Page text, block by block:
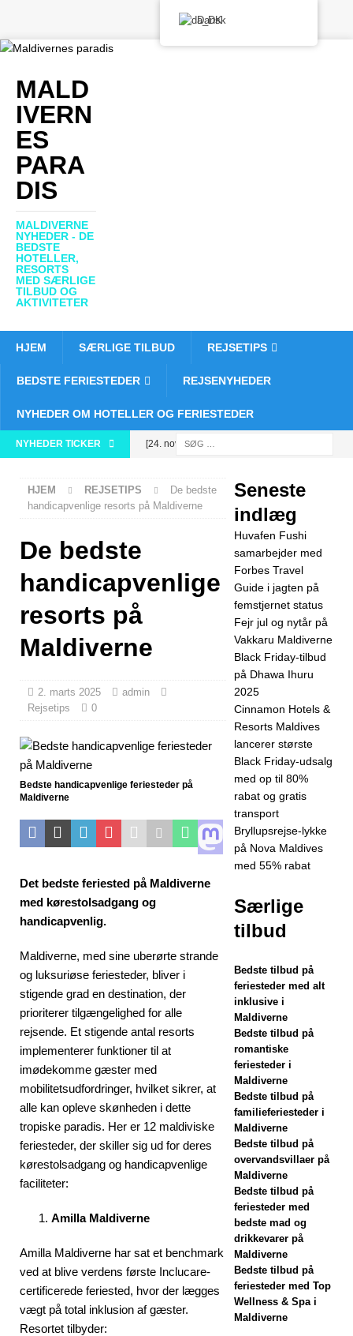
MALD
IVERN
ES
PARA
DIS
MALDIVERNE
NYHEDER - DE
BEDSTE
HOTELLER,
RESORTS
MED SÆRLIGE
TILBUD OG
AKTIVITETER
HJEM SÆRLIGE TILBUD REJSETIPS
BEDSTE FERIESTEDER REJSENYHEDER
NYHEDER OM HOTELLER OG FERIESTEDER
NYHEDER TICKER [24. november
5-STJERNEDE
[21. november
2025]
Dhawa Ihuru
SÆRLIGE
TILBUD
[17. november
Cinnamon
Resorts
Maldives
lancerer største
Black Friday-
til 80% rabat og
gratis transport
SÆRLIGE
TILBUD
2025]
Bryllupsrejse-
lykke på Nova
Maldives med
HJEM REJSETIPS
De bedste
handicapvenlige resorts på Maldiverne
De bedste
handicapvenlige
resorts på
Maldiverne
2. marts 2025
admin
Rejsetips
0
Bedste handicapvenlige feriesteder på
Maldiverne
Det bedste feriested på Maldiverne
med kørestolsadgang og
handicapvenlig.
Maldiverne, med sine uberørte strande
og luksuriøse feriesteder, bliver i
stigende grad en destination, der
prioriterer tilgængelighed for alle
rejsende. Et stigende antal resorts
implementerer funktioner til at
imødekomme gæster med
mobilitetsudfordringer, hvilket sikrer, at
alle kan opleve skønheden i dette
tropiske paradis. Her er 12 maldiviske
feriesteder, der skiller sig ud for deres
kørestolsadgang og handicapvenlige
faciliteter:
Amilla Maldiverne
Amilla Maldiverne har sat et benchmark
ved at blive verdens første Inclucare-
certificerede feriested, hvor der lægges
vægt på total inklusion af gæster.
Resortet tilbyder:
Seneste
indlæg
Huvafen Fushi
samarbejder med
Forbes Travel
Guide i jagten på
femstjernet status
Fejr jul og nytår på
Vakkaru Maldiverne
Black Friday-tilbud
på Dhawa Ihuru
2025
Cinnamon Hotels &
Resorts Maldives
lancerer største
Black Friday-udsalg
med op til 80%
rabat og gratis
transport
Bryllupsrejse-lykke
på Nova Maldives
med 55% rabat
Særlige
tilbud
Bedste tilbud på
feriesteder med alt
inklusive i
Maldiverne
Bedste tilbud på
romantiske
feriesteder i
Maldiverne
Bedste tilbud på
familieferiesteder i
Maldiverne
Bedste tilbud på
overvandsvillaer på
Maldiverne
Bedste tilbud på
feriesteder med
bedste mad og
drikkevarer på
Maldiverne
Bedste tilbud på
feriesteder med Top
Wellness & Spa i
Maldiverne
Dansk